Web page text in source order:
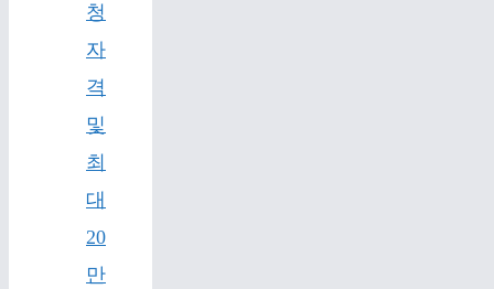
청
자
격
및
최
대
20
만